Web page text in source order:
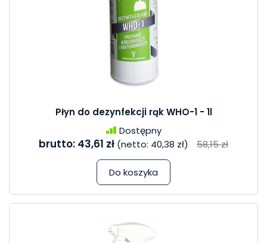
Płyn do dezynfekcji rąk WHO-1 - 1l
Dostępny
brutto: 43,61 zł (netto: 40,38 zł) 58,15 zł
Do koszyka